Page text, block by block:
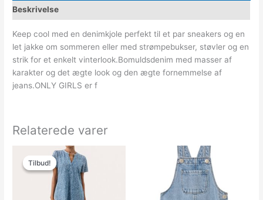
Beskrivelse
Keep cool med en denimkjole perfekt til et par sneakers og en
let jakke om sommeren eller med strømpebukser, støvler og en
strik for et enkelt vinterlook.Bomuldsdenim med masser af
karakter og det ægte look og den ægte fornemmelse af
jeans.ONLY GIRLS er f
Relaterede varer
Tilbud!
Tilbud!
Den
oprindelige
pris
var:
900.00kr..
aktuelle
pris
er:
360.00kr..